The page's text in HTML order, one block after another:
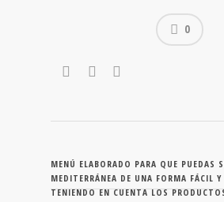
0
MENÚ ELABORADO PARA QUE PUEDAS
MEDITERRÁNEA DE UNA FORMA FÁCIL
TENIENDO EN CUENTA LOS